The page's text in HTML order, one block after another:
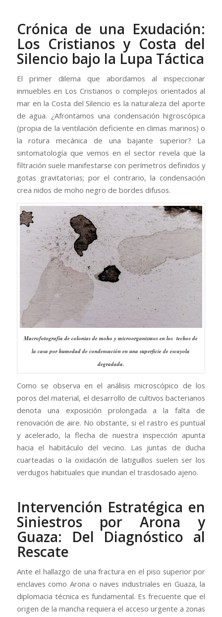
Crónica de una Exudación:
Los Cristianos y Costa del
Silencio bajo la Lupa Táctica
El primer dilema que abordamos al inspeccionar
inmuebles en Los Cristianos o complejos orientados al
mar en la Costa del Silencio es la naturaleza del aporte
de agua. ¿Afrontamos una condensación higroscópica
(propia de la ventilación deficiente en climas marinos) o
la rotura mecánica de una bajante superior? La
sintomatología que vemos en el sector revela que la
filtración suele manifestarse con perímetros definidos y
gotas gravitatorias; por el contrario, la condensación
crea nidos de moho negro de bordes difusos.
Macrofotografía de colonias de moho y microorganismos en los techos de
la casa por humedad de condensación en una superficie de escayola
degradada.
Como se observa en el análisis microscópico de los
poros del material, el desarrollo de cultivos bacterianos
denota una exposición prolongada a la falta de
renovación de aire. No obstante, si el rastro es puntual
y acelerado, la flecha de nuestra inspección apunta
hacia el habitáculo del vecino. Las juntas de ducha
cuarteadas o la oxidación de latiguillos suelen ser los
verdugos habituales que inundan el trasdosado ajeno.
Intervención Estratégica en
Siniestros por Arona y
Guaza: Del Diagnóstico al
Rescate
Ante el hallazgo de una fractura en el piso superior por
enclaves como Arona o naves industriales en Guaza, la
diplomacia técnica es fundamental. Es frecuente que el
origen de la mancha requiera el acceso urgente a zonas